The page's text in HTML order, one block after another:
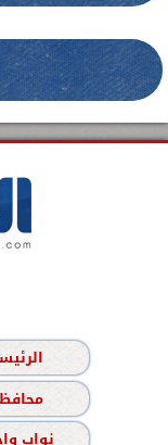
نواب